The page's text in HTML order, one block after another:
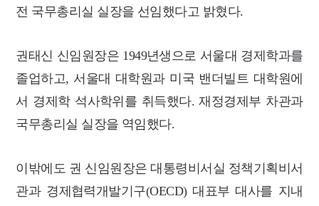
전 국무총리실 실장을 선임했다고 밝혔다.
권태신 신임원장은 1949년생으로 서울대 경제학과를
졸업하고, 서울대 대학원과 미국 밴더빌트 대학원에
서 경제학 석사학위를 취득했다. 재정경제부 차관과
국무총리실 실장을 역임했다.
이밖에도 권 신임원장은 대통령비서실 정책기획비서
관과 경제협력개발기구(OECD) 대표부 대사를 지내